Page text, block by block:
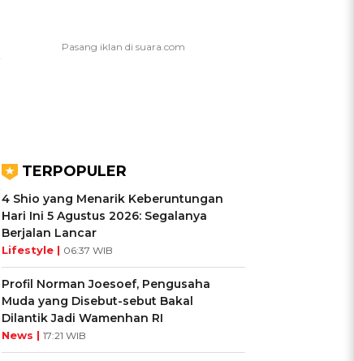
TERPOPULER
4 Shio yang Menarik Keberuntungan
Hari Ini 5 Agustus 2026: Segalanya
Berjalan Lancar
Lifestyle | 06:37 WIB
Profil Norman Joesoef, Pengusaha
Muda yang Disebut-sebut Bakal
Dilantik Jadi Wamenhan RI
News | 17:21 WIB